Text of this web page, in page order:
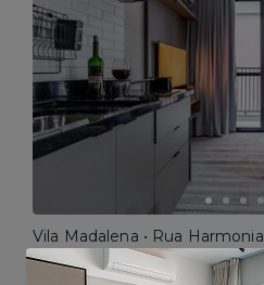
Vila Madalena • Rua Harmonia
Mobiliado • 30m² • Studio